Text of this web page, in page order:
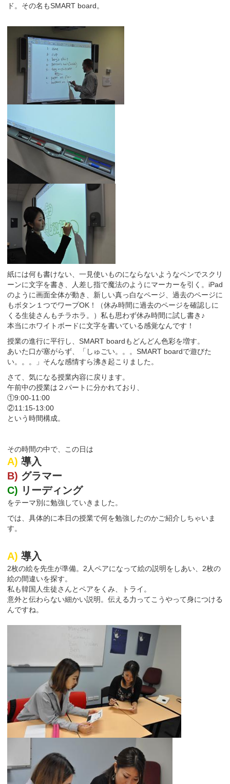
ド。その名もSMART board。
紙には何も書けない、一見使いものにならないようなペンでスクリ
ーンに文字を書き、人差し指で魔法のようにマーカーを引く。iPad
のように画面全体が動き、新しい真っ白なページ、過去のページに
もボタン１つでワープOK！（休み時間に過去のページを確認しに
くる生徒さんもチラホラ。）私も思わず休み時間に試し書き♪
本当にホワイトボードに文字を書いている感覚なんです！
授業の進行に平行し、SMART boardもどんどん色彩を増す。
あいた口が塞がらず、「しゅごい。。。SMART boardで遊びた
い。。。」そんな感情すら沸き起こりました。
さて、気になる授業内容に戻ります。
午前中の授業は２パートに分かれており、
①9:00-11:00
②11:15-13:00
という時間構成。
その時間の中で、この日は
A) 導入
B) グラマー
C) リーディング
をテーマ別に勉強していきました。
では、具体的に本日の授業で何を勉強したのかご紹介しちゃいま
す。
A) 導入
2枚の絵を先生が準備。2人ペアになって絵の説明をしあい、2枚の
絵の間違いを探す。
私も韓国人生徒さんとペアをくみ、トライ。
意外と伝わらない細かい説明。伝える力ってこうやって身につける
んですね。